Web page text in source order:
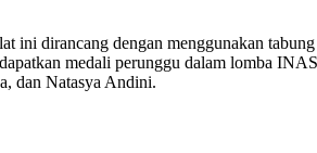
ini dirancang dengan menggunakan
medali perunggu dalam lomba
dan Natasya Andini.